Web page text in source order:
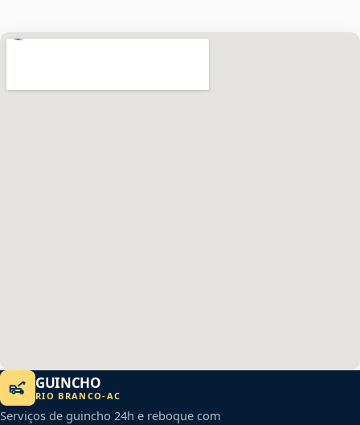
GUINCHO
RIO BRANCO-AC
Serviços de guincho 24h e reboque com